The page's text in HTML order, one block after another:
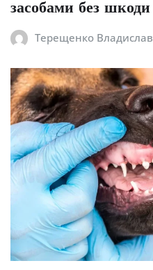
засобами без шкоди
Терещенко Владислав